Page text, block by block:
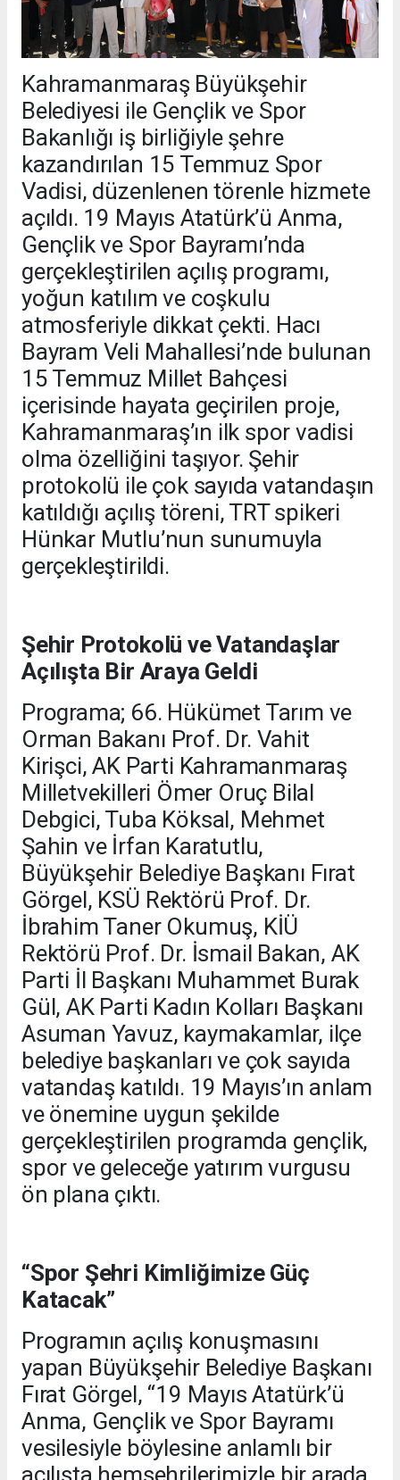
Kahramanmaraş Büyükşehir
Belediyesi ile Gençlik ve Spor
Bakanlığı iş birliğiyle şehre
kazandırılan 15 Temmuz Spor
Vadisi, düzenlenen törenle hizmete
açıldı. 19 Mayıs Atatürk’ü Anma,
Gençlik ve Spor Bayramı’nda
gerçekleştirilen açılış programı,
yoğun katılım ve coşkulu
atmosferiyle dikkat çekti. Hacı
Bayram Veli Mahallesi’nde bulunan
15 Temmuz Millet Bahçesi
içerisinde hayata geçirilen proje,
Kahramanmaraş’ın ilk spor vadisi
olma özelliğini taşıyor. Şehir
protokolü ile çok sayıda vatandaşın
katıldığı açılış töreni, TRT spikeri
Hünkar Mutlu’nun sunumuyla
gerçekleştirildi.
Şehir Protokolü ve Vatandaşlar
Açılışta Bir Araya Geldi
Programa; 66. Hükümet Tarım ve
Orman Bakanı Prof. Dr. Vahit
Kirişci, AK Parti Kahramanmaraş
Milletvekilleri Ömer Oruç Bilal
Debgici, Tuba Köksal, Mehmet
Şahin ve İrfan Karatutlu,
Büyükşehir Belediye Başkanı Fırat
Görgel, KSÜ Rektörü Prof. Dr.
İbrahim Taner Okumuş, KİÜ
Rektörü Prof. Dr. İsmail Bakan, AK
Parti İl Başkanı Muhammet Burak
Gül, AK Parti Kadın Kolları Başkanı
Asuman Yavuz, kaymakamlar, ilçe
belediye başkanları ve çok sayıda
vatandaş katıldı. 19 Mayıs’ın anlam
ve önemine uygun şekilde
gerçekleştirilen programda gençlik,
spor ve geleceğe yatırım vurgusu
ön plana çıktı.
“Spor Şehri Kimliğimize Güç
Katacak”
Programın açılış konuşmasını
yapan Büyükşehir Belediye Başkanı
Fırat Görgel, “19 Mayıs Atatürk’ü
Anma, Gençlik ve Spor Bayramı
vesilesiyle böylesine anlamlı bir